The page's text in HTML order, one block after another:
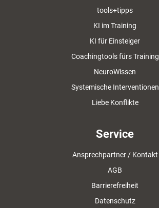
tools+tipps
KI im Training
KI für Einsteiger
Coachingtools fürs Training
NeuroWissen
Systemische Interventionen
Liebe Konflikte
Service
Ansprechpartner / Kontakt
AGB
Barrierefreiheit
Datenschutz